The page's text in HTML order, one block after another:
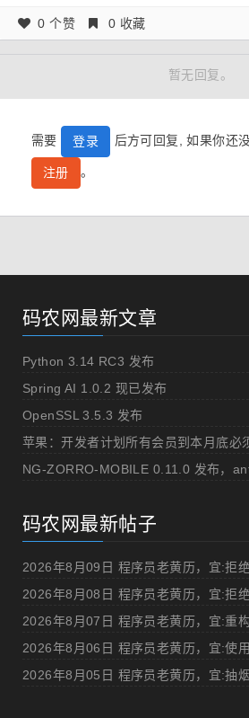
0 个赞 0 收藏
暂无回复。
需要 登录 后方可回复, 如果你还
注册 。
码农网最新文章
Python 3.14 RC3 发布
Spring AI 1.0.2 现已发布
OpenSSL 3.5.3 发布
苹果：开发者计划所有会员到本月底必
码农网最新帖子
2026年8月09日 程序员老黄历，宜:拒
2026年8月08日 程序员老黄历，宜:拒
2026年8月05日 程序员老黄历，宜:抽